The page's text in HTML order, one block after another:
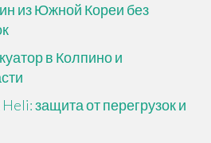
из Южной Кореи без
в Колпино и
защита от перегрузок и